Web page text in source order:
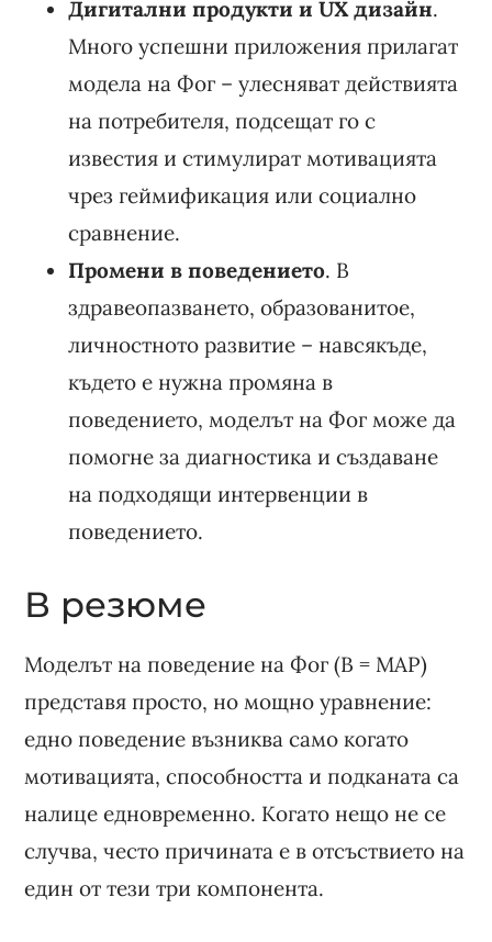
Дигитални продукти и UX дизайн.
Много успешни приложения прилагат
модела на Фог – улесняват действията
на потребителя, подсещат го с
известия и стимулират мотивацията
чрез геймификация или социално
сравнение.
Промени в поведението. В
здравеопазването, образованитое,
личностното развитие – навсякъде,
където е нужна промяна в
поведението, моделът на Фог може да
помогне за диагностика и създаване
на подходящи интервенции в
поведението.
В резюме
Моделът на поведение на Фог (B = MAP)
представя просто, но мощно уравнение:
едно поведение възниква само когато
мотивацията, способността и подканата са
налице едновременно. Когато нещо не се
случва, често причината е в отсъствието на
един от тези три компонента.